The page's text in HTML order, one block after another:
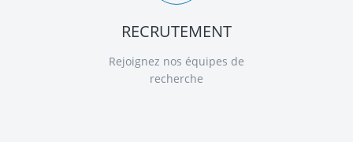
RECRUTEMENT
Rejoignez nos équipes de
recherche